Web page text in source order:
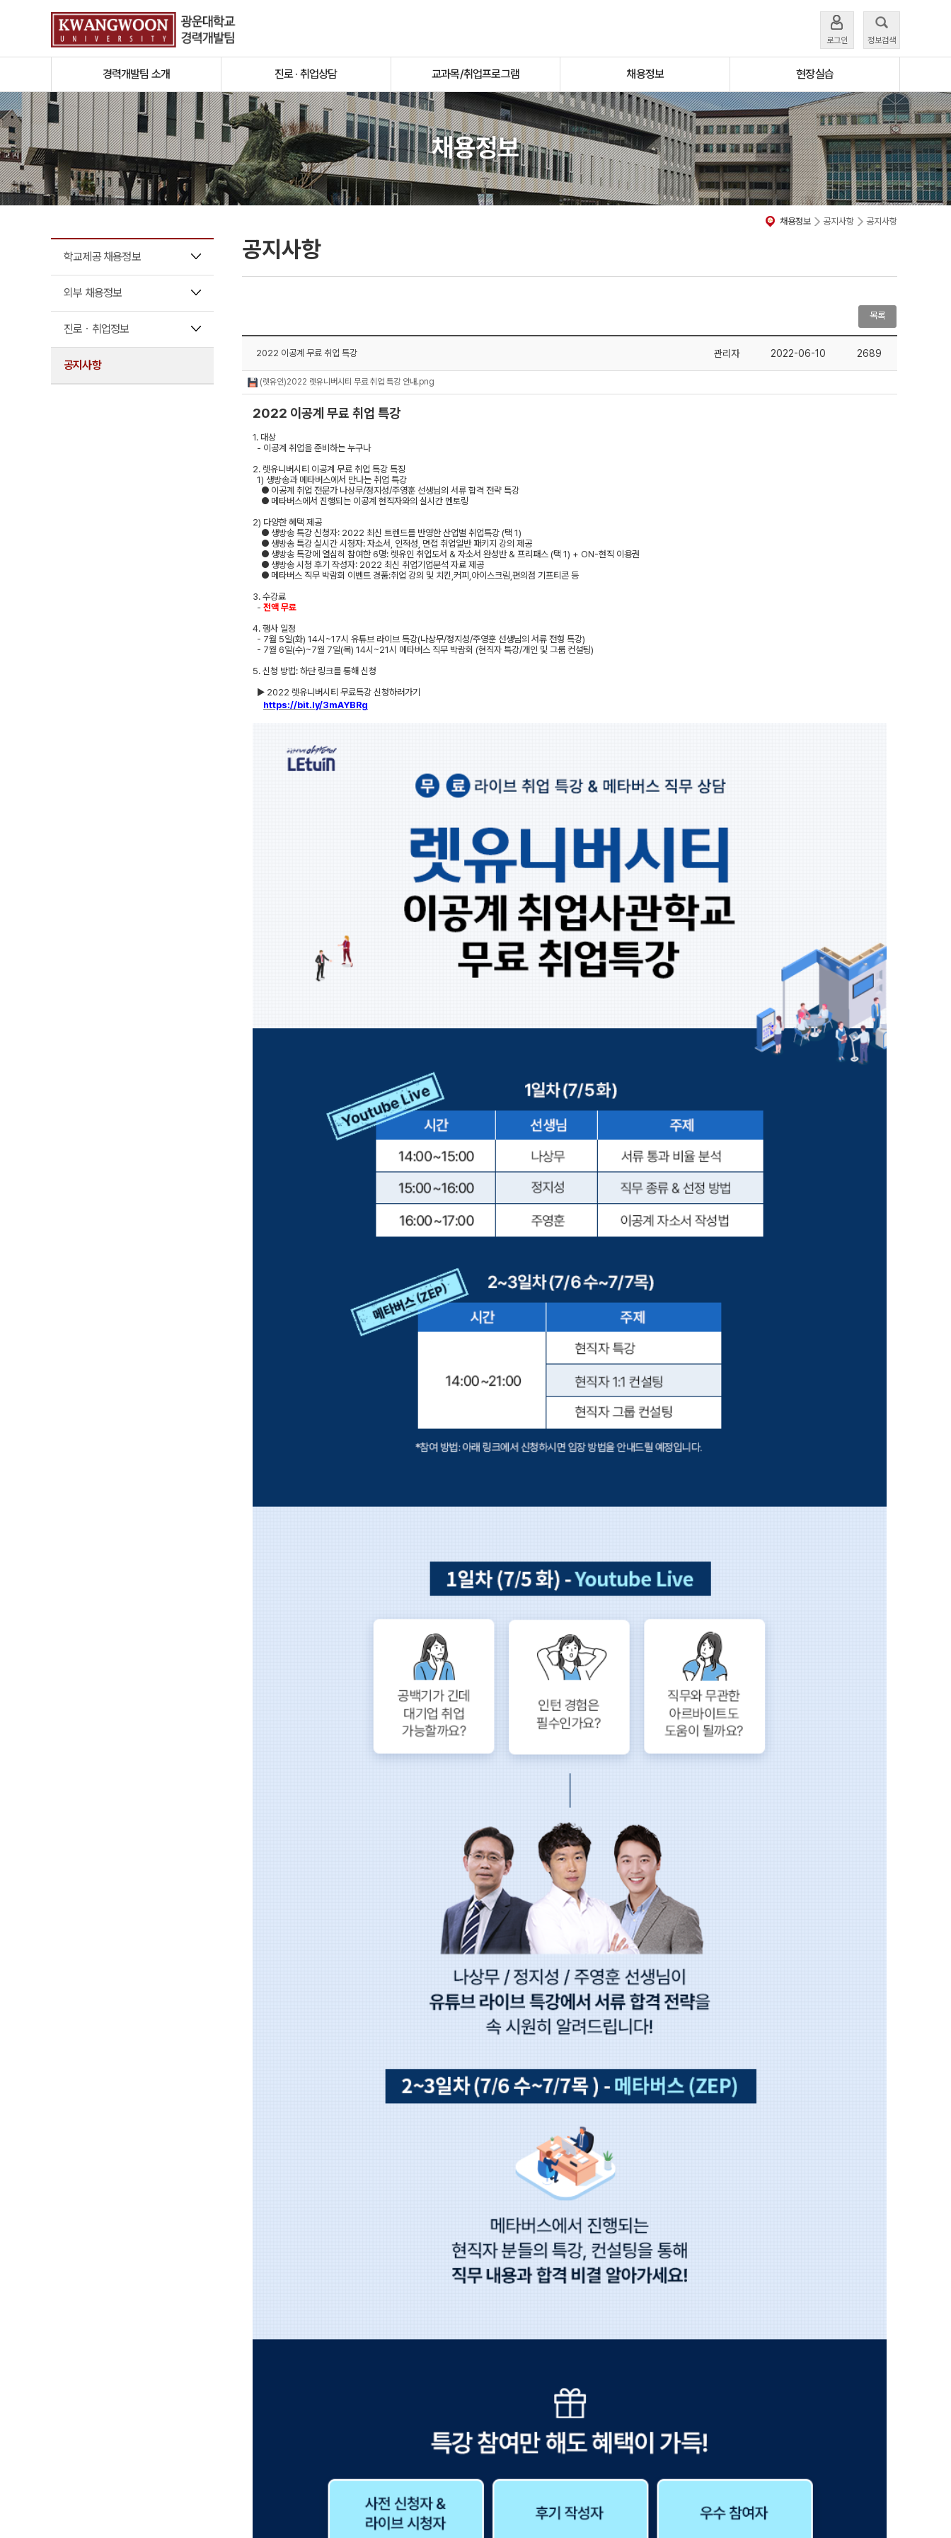
로그인 정보검색
경력개발팀 소개 진로 · 취업상담 교과목/취업프로그램 채용정보 현장실습
채용정보
학교제공 채용정보
외부 채용정보
진로ㆍ취업정보
공지사항
채용정보 공지사항 공지사항
공지사항
목록
2022 이공계 무료 취업 특강 관리자 2022-06-10 2689
(렛유인)2022 렛유니버시티 무료 취업 특강 안내.png
2022 이공계 무료 취업 특강
1. 대상
- 이공계 취업을 준비하는 누구나
2. 렛유니버시티 이공계 무료 취업 특강 특징
1) 생방송과 메타버스에서 만나는 취업 특강
● 이공계 취업 전문가 나상무/정지성/주영훈 선생님의 서류 합격 전략 특강
● 메타버스에서 진행되는 이공계 현직자와의 실시간 멘토링
2) 다양한 혜택 제공
● 생방송 특강 신청자: 2022 최신 트렌드를 반영한 산업별 취업특강 (택 1)
● 생방송 특강 실시간 시청자: 자소서, 인적성, 면접 취업일반 패키지 강의 제공
● 생방송 특강에 열심히 참여한6명: 렛유인 취업도서 & 자소서 완성반 & 프리패스 (택 1) + ON-현직 이용권
● 생방송 시청 후기 작성자: 2022 최신 취업기업분석 자료 제공
● 메타버스 직무 박람회 이벤트 경품:취업 강의 및 치킨 커피 아이스크림 편의점 기프티콘 등
3. 수강료
- 전액 무료
4. 행사 일정
- 7월 5일(화) 14시 ~17시 유튜브 라이브 특강(나상무/정지성/주영훈 선생님의 서류 전형 특강)
- 7월 6일(수)~7월 7일(목) 14시 ~21시 메타버스 직무 박람회 (현직자 특강/개인 및 그룹 컨설팅)
5. 신청 방법: 하단 링크를 통해 신청
▶ 2022 렛유니버시티 무료특강 신청하러가기
https://bit.ly/3mAYBRg